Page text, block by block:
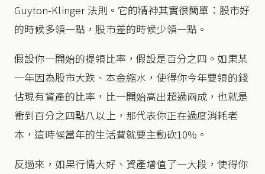
Guyton-Klinger 法則。它的精神其實很簡單：股市好
的時候多領一點，股市差的時候少領一點。
假設你一開始的提領比率，假設是百分之四。如果某
一年因為股市大跌、本金縮水，使得你今年要領的錢
佔現有資產的比率，比一開始高出超過兩成，也就是
衝到百分之四點八以上，那代表你正在過度消耗老
本，這時候當年的生活費就要主動砍10%。
反過來，如果行情大好、資產增值了一大段，使得你